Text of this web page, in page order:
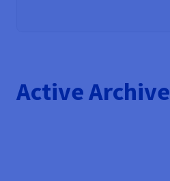
Active Archive